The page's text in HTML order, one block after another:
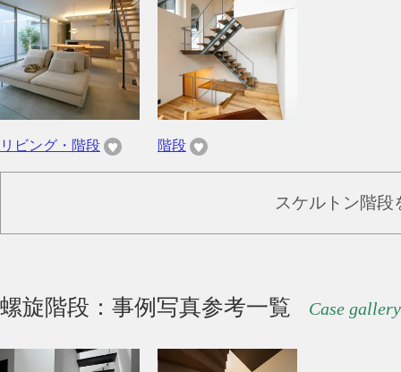
リビング・階段 階段
スケルトン階段
螺旋階段：事例写真参考一覧 Case gallery